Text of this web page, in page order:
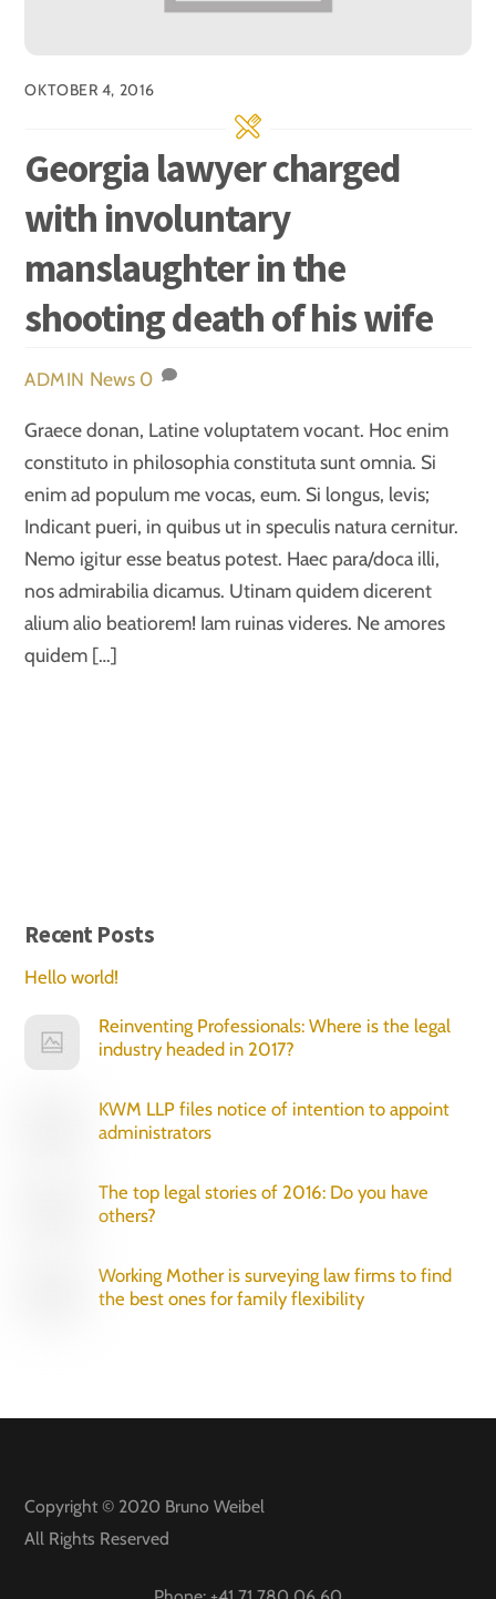
OKTOBER 4, 2016
Georgia lawyer charged
with involuntary
manslaughter in the
shooting death of his wife
ADMIN News 0
Graece donan, Latine voluptatem vocant. Hoc enim
constituto in philosophia constituta sunt omnia. Si
enim ad populum me vocas, eum. Si longus, levis;
Indicant pueri, in quibus ut in speculis natura cernitur.
Nemo igitur esse beatus potest. Haec para/doca illi,
nos admirabilia dicamus. Utinam quidem dicerent
alium alio beatiorem! Iam ruinas videres. Ne amores
quidem […]
Recent Posts
Hello world!
Reinventing Professionals: Where is the legal
industry headed in 2017?
KWM LLP files notice of intention to appoint
administrators
The top legal stories of 2016: Do you have
others?
Working Mother is surveying law firms to find
the best ones for family flexibility
Copyright © 2020 Bruno Weibel
All Rights Reserved